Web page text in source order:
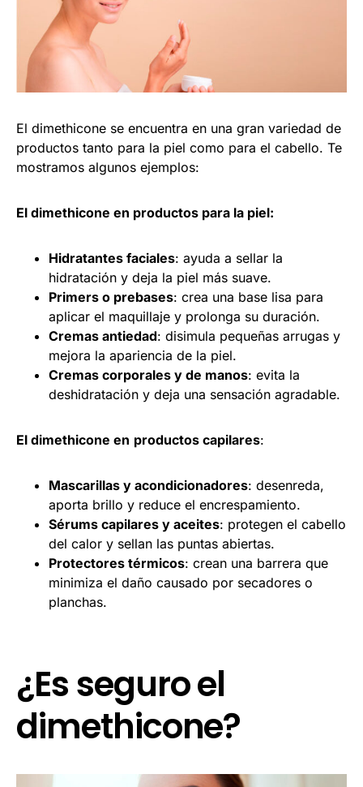
El dimethicone se encuentra en una gran variedad de
productos tanto para la piel como para el cabello. Te
mostramos algunos ejemplos:
El dimethicone en productos para la piel:
Hidratantes faciales: ayuda a sellar la
hidratación y deja la piel más suave.
Primers o prebases: crea una base lisa para
aplicar el maquillaje y prolonga su duración.
Cremas antiedad: disimula pequeñas arrugas y
mejora la apariencia de la piel.
Cremas corporales y de manos: evita la
deshidratación y deja una sensación agradable.
El dimethicone en productos capilares:
Mascarillas y acondicionadores: desenreda,
aporta brillo y reduce el encrespamiento.
Sérums capilares y aceites: protegen el cabello
del calor y sellan las puntas abiertas.
Protectores térmicos: crean una barrera que
minimiza el daño causado por secadores o
planchas.
¿Es seguro el
dimethicone?